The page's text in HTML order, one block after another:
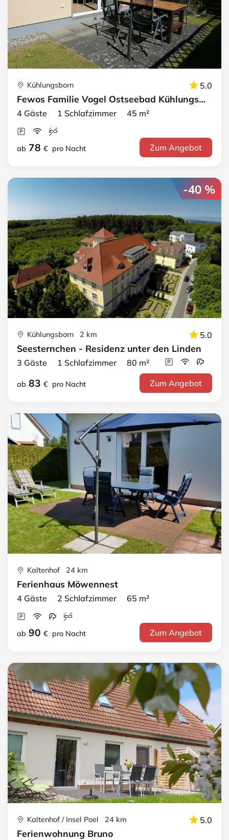
Kühlungsborn 5.0
Fewos Familie Vogel Ostseebad Kühlungsborn · FeWo "Ostsee"
4 Gäste 1 Schlafzimmer 45 m²
ab 78 € pro Nacht Zum Angebot
-40 %
Kühlungsborn 2 km 5.0
Seesternchen - Residenz unter den Linden
3 Gäste 1 Schlafzimmer 80 m²
ab 83 € pro Nacht Zum Angebot
Kaltenhof 24 km
Ferienhaus Möwennest
4 Gäste 2 Schlafzimmer 65 m²
ab 90 € pro Nacht Zum Angebot
Kaltenhof / Insel Poel 24 km 5.0
Ferienwohnung Bruno